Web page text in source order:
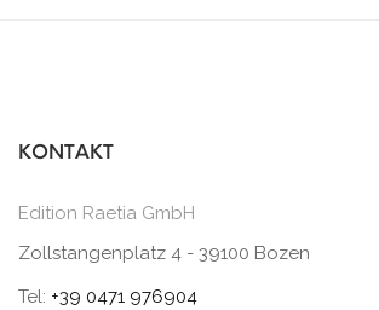
KONTAKT
Edition Raetia GmbH
Zollstangenplatz 4 - 39100 Bozen
Tel: +39 0471 976904